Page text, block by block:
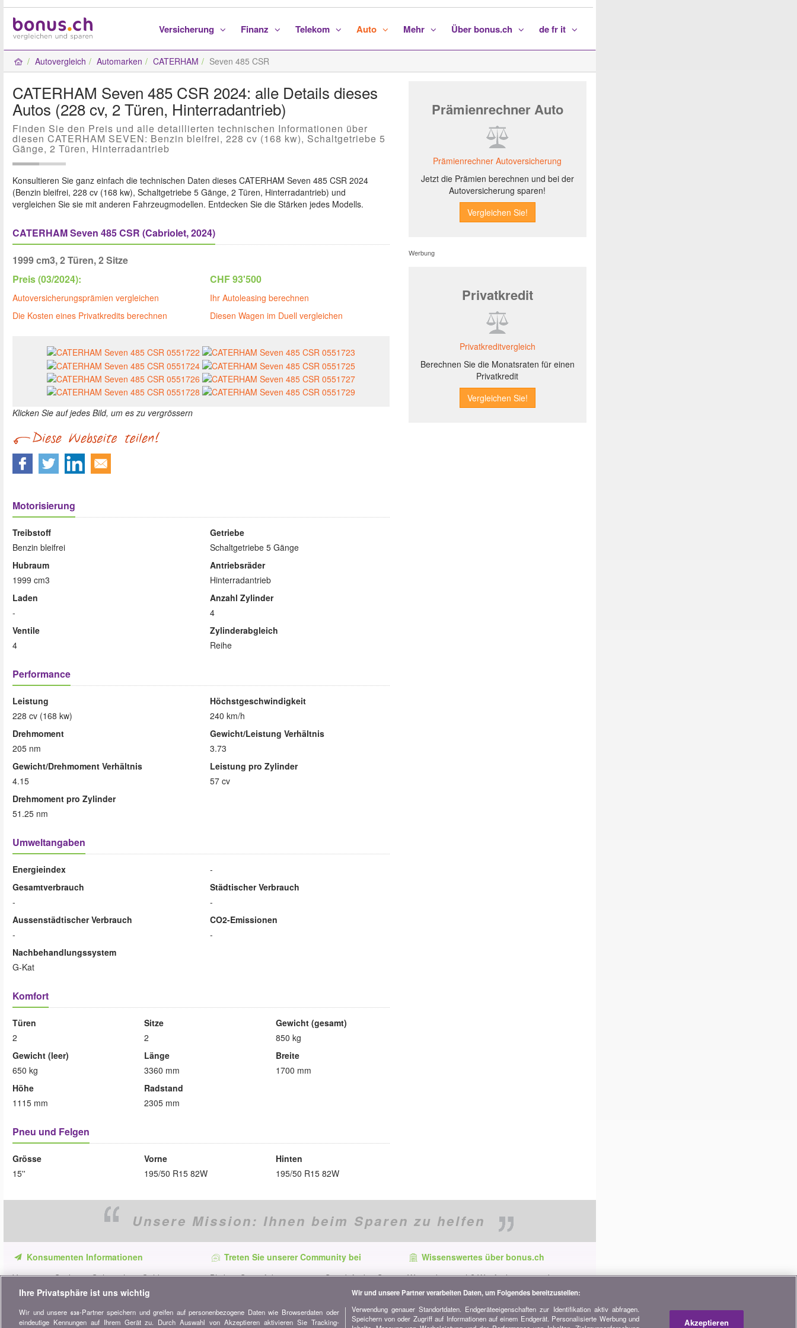
Versicherung Finanz Telekom Auto Mehr Über bonus.ch de fr it
Autovergleich Automarken CATERHAM Seven 485 CSR
CATERHAM Seven 485 CSR 2024: alle Details dieses
Autos (228 cv, 2 Türen, Hinterradantrieb)
Finden Sie den Preis und alle detaillierten technischen Informationen über
diesen CATERHAM SEVEN: Benzin bleifrei, 228 cv (168 kw), Schaltgetriebe 5
Gänge, 2 Türen, Hinterradantrieb
Konsultieren Sie ganz einfach die technischen Daten dieses CATERHAM Seven 485 CSR 2024
(Benzin bleifrei, 228 cv (168 kw), Schaltgetriebe 5 Gänge, 2 Türen, Hinterradantrieb) und
vergleichen Sie sie mit anderen Fahrzeugmodellen. Entdecken Sie die Stärken jedes Modells.
CATERHAM Seven 485 CSR (Cabriolet, 2024)
1999 cm3, 2 Türen, 2 Sitze
Preis (03/2024):
CHF 93'500
Autoversicherungsprämien vergleichen
Die Kosten eines Privatkredits berechnen
Ihr Autoleasing berechnen
Diesen Wagen im Duell vergleichen
Klicken Sie auf jedes Bild, um es zu vergrössern
Motorisierung
Treibstoff
Benzin bleifrei
Getriebe
Schaltgetriebe 5 Gänge
Hubraum
1999 cm3
Antriebsräder
Hinterradantrieb
Laden
-
Anzahl Zylinder
4
Ventile
4
Zylinderabgleich
Reihe
Performance
Leistung
228 cv (168 kw)
Höchstgeschwindigkeit
240 km/h
Drehmoment
205 nm
Gewicht/Leistung Verhältnis
3.73
Gewicht/Drehmoment Verhältnis
4.15
Leistung pro Zylinder
57 cv
Drehmoment pro Zylinder
51.25 nm
Umweltangaben
Energieindex
-
Gesamtverbrauch
-
Städtischer Verbrauch
-
Aussenstädtischer Verbrauch
-
CO2-Emissionen
-
Nachbehandlungssystem
G-Kat
Komfort
Türen
2
Sitze
2
Gewicht (gesamt)
850 kg
Gewicht (leer)
650 kg
Länge
3360 mm
Breite
1700 mm
Höhe
1115 mm
Radstand
2305 mm
Pneu und Felgen
Grösse
15''
Vorne
195/50 R15 82W
Hinten
195/50 R15 82W
Prämienrechner Auto
Prämienrechner Autoversicherung
Jetzt die Prämien berechnen und bei der
Autoversicherung sparen!
Werbung
Privatkredit
Privatkreditvergleich
Berechnen Sie die Monatsraten für einen
Privatkredit
Unsere Mission: Ihnen beim Sparen zu helfen
Konsumenten Informationen
Verpassen Sie keine Gelegenheit, Geld zu
sparen. Erhalten Sie unsere Vergleiche,
Ratschläge und Tipps in den Bereichen
Versicherung, Finanzen, Konsumgüter und
vieles mehr...
Treten Sie unserer Community bei
Bleiben Sie auf dem neuesten Stand, finden Sie
alle Ratschläge und Tipps zum Sparen auf:
Wissenswertes über bonus.ch
Wer ist bonus.ch? Wie funktionieren die
Vergleiche? Presseanfragen, Partnerschaften,
Alle Informationen über bonus.ch
Ihre Privatsphäre ist uns wichtig
Wir und unsere 638-Partner speichern und greifen auf personenbezogene Daten wie Browserdaten oder
eindeutige Kennungen auf Ihrem Gerät zu. Durch Auswahl von Akzeptieren aktivieren Sie Tracking-
Wir und unsere Partner verarbeiten Daten, um Folgendes bereitzustellen:
Verwendung genauer Standortdaten. Endgeräteeigenschaften zur Identifikation aktiv abfragen.
Speichern von oder Zugriff auf Informationen auf einem Endgerät. Personalisierte Werbung und
Akzeptieren